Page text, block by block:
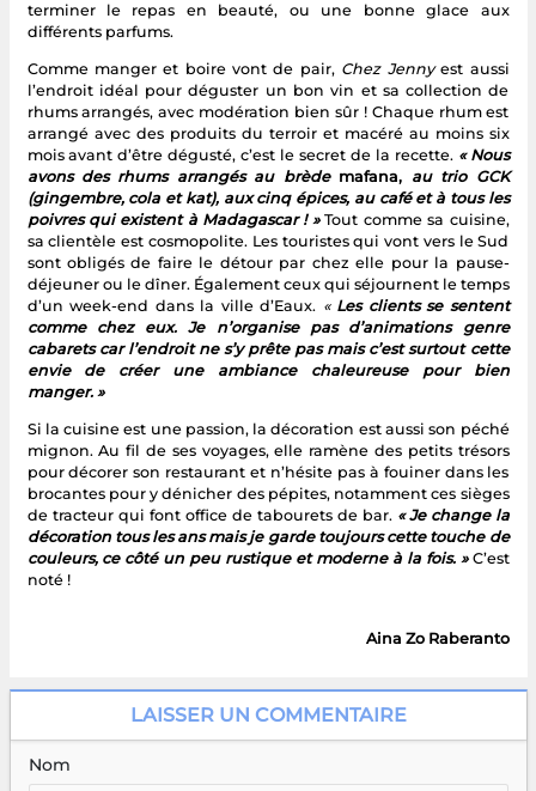
terminer le repas en beauté, ou une bonne glace aux
différents parfums.
Comme manger et boire vont de pair, Chez Jennyest aussi
l’endroit idéal pour déguster un bon vin et sa collection de
rhums arrangés, avec modération bien sûr ! Chaque rhum est
arrangé avec des produits du terroir et macéré au moins six
mois avant d’être dégusté, c’est le secret de la recette. « Nous
avons des rhums arrangés au brède mafana, au trio GCK
(gingembre, cola et kat), aux cinq épices, au café et à tous les
poivres qui existent à Madagascar ! » Tout comme sa cuisine,
sa clientèle est cosmopolite. Les touristes qui vont vers le Sud
sont obligés de faire le détour par chez elle pour la pause-
déjeuner ou le dîner. Également ceux qui séjournent le temps
d’un week-end dans la ville d’Eaux. «Les clients se sentent
comme chez eux. Je n’organise pas d’animations genre
cabarets car l’endroit ne s’y prête pas mais c’est surtout cette
envie de créer une ambiance chaleureuse pour bien
manger. »
Si la cuisine est une passion, la décoration est aussi son péché
mignon. Au fil de ses voyages, elle ramène des petits trésors
pour décorer son restaurant et n’hésite pas à fouiner dans les
brocantes pour y dénicher des pépites, notamment ces sièges
de tracteur qui font office de tabourets de bar. « Je change la
décoration tous les ans mais je garde toujours cette touche de
couleurs, ce côté un peu rustique et moderne à la fois. » C’est
noté !
Aina Zo Raberanto
LAISSER UN COMMENTAIRE
Nom